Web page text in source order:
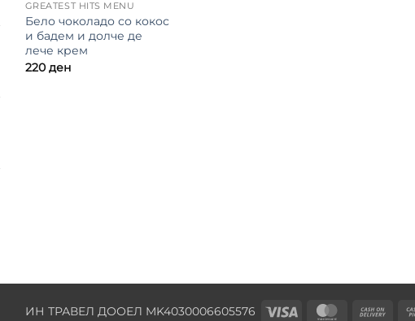
GREATEST HITS MENU
Бело чоколадо со кокос
и бадем и долче де
лече крем
220ден
ИН ТРАВЕЛ ДООЕЛ MK4030006605576 Visa MasterCard
Cash